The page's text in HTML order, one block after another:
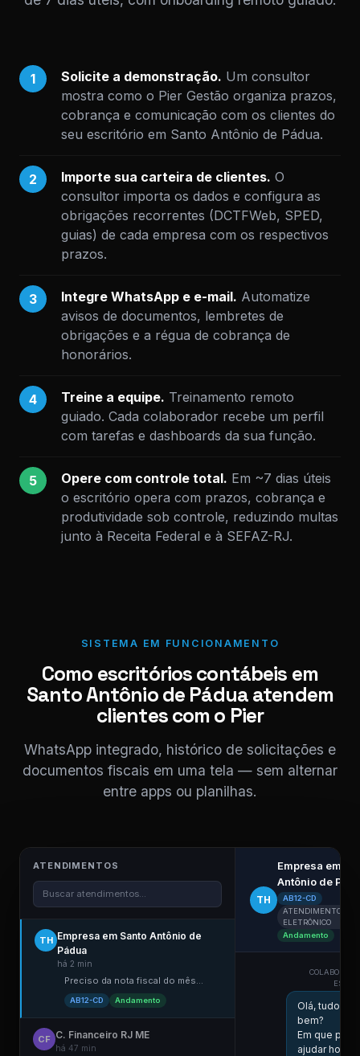
1 Solicite a demonstração. Um consultor
mostra como o Pier Gestão organiza prazos,
cobrança e comunicação com os clientes do
seu escritório em Santo Antônio de Pádua.
2 Importe sua carteira de clientes. O
consultor importa os dados e configura as
obrigações recorrentes (DCTFWeb, SPED,
guias) de cada empresa com os respectivos
prazos.
3 Integre WhatsApp e e-mail. Automatize
avisos de documentos, lembretes de
obrigações e a régua de cobrança de
honorários.
4 Treine a equipe. Treinamento remoto
guiado. Cada colaborador recebe um perfil
com tarefas e dashboards da sua função.
5 Opere com controle total. Em ~7 dias úteis
o escritório opera com prazos, cobrança e
produtividade sob controle, reduzindo multas
junto à Receita Federal e à SEFAZ-RJ.
SISTEMA EM FUNCIONAMENTO
Como escritórios contábeis em
Santo Antônio de Pádua atendem
clientes com o Pier
WhatsApp integrado, histórico de solicitações e
documentos fiscais em uma tela — sem alternar
entre apps ou planilhas.
ATENDIMENTOS
Buscar atendimentos...
TH Empresa em Santo Antônio de
Pádua
há 2 min
Preciso da nota fiscal do mês...
AB12-CD Andamento
CF C. Financeiro RJ ME
há 47 min
TH
Empresa em
Antônio de
AB12-CD
ATENDIMENTO
ELETRÔNICO
Andamento
Olá, tudo
bem?
Em que
ajudar hoje?